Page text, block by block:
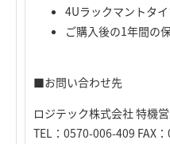
4Uラックマントタ
ご購入後の1年間の
■お問い合わせ先
ロジテック株式会社 特機
TEL：0570-006-409 FAX